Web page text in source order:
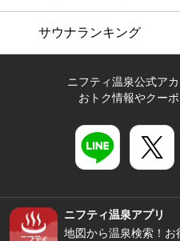
サウナランキング
ニフティ温泉公式ア
おトク情報やクー
ニフティ温泉アプリ
地図から温泉検索！お